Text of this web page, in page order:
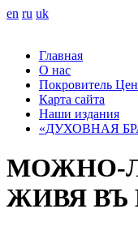
en ru uk
Главная
О нас
Покровитель
Карта сайта
Наши издания
«ДУХОВНАЯ
МОЖНО-
ЖИВЯ ВЪ